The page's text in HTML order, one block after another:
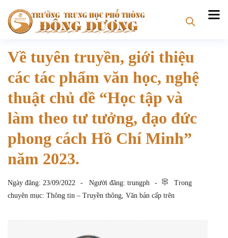
Về tuyên truyền, giới thiệu
các tác phẩm văn học, nghệ
thuật chủ đề “Học tập và
làm theo tư tưởng, đạo đức
phong cách Hồ Chí Minh”
năm 2023.
Ngày đăng: 23/09/2022 Người đăng: trungph
Trong
chuyên mục: Thông tin – Truyền thông, Văn bản cấp trên